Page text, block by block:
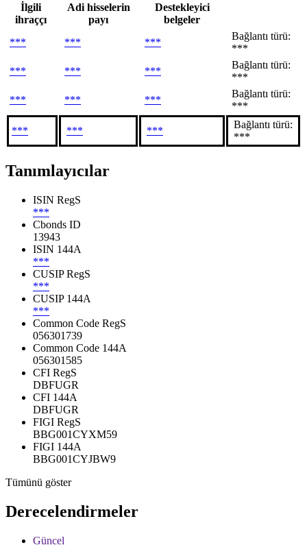
İlgili
ihraççı
Adi hisselerin
payı
Destekleyici
belgeler
***
*** ***
Bağlantı türü:
***
***
*** ***
Bağlantı türü:
***
***
*** ***
Bağlantı türü:
***
*** *** ***
Bağlantı türü:
***
Tanımlayıcılar
ISIN RegS
***
Cbonds ID
13943
ISIN 144A
***
CUSIP RegS
***
CUSIP 144A
***
Common Code RegS
056301739
Common Code 144A
056301585
CFI RegS
DBFUGR
CFI 144A
DBFUGR
FIGI RegS
BBG001CYXM59
FIGI 144A
BBG001CYJBW9
Tümünü göster
Derecelendirmeler
Güncel